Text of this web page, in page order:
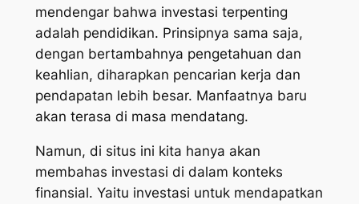
mendengar bahwa investasi terpenting
adalah pendidikan. Prinsipnya sama saja,
dengan bertambahnya pengetahuan dan
keahlian, diharapkan pencarian kerja dan
pendapatan lebih besar. Manfaatnya baru
akan terasa di masa mendatang.
Namun, di situs ini kita hanya akan
membahas investasi di dalam konteks
finansial. Yaitu investasi untuk mendapatkan